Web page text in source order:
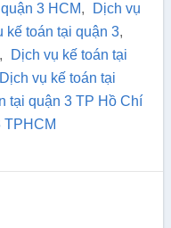
3 HCM,
Dịch vụ
kế toán tại quận 3,
,
Dịch vụ kế toán tại
Dịch vụ kế toán tại
tại quận 3 TP Hồ Chí
TPHCM